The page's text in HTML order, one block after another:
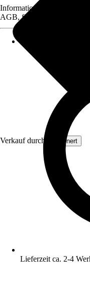
Verkauf durch: Grownert
Informationen des
AGB, finden Sie bei Klick
Lieferzeit ca. 2-4